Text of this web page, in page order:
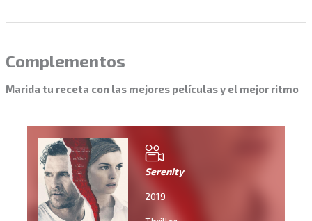
Complementos
Marida tu receta con las mejores películas y el mejor ritmo
Serenity
2019